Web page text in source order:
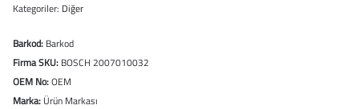
Kategoriler: Diğer
Barkod: Barkod
Firma SKU: BOSCH 2007010032
OEM No:OEM
Marka: Ürün Markası